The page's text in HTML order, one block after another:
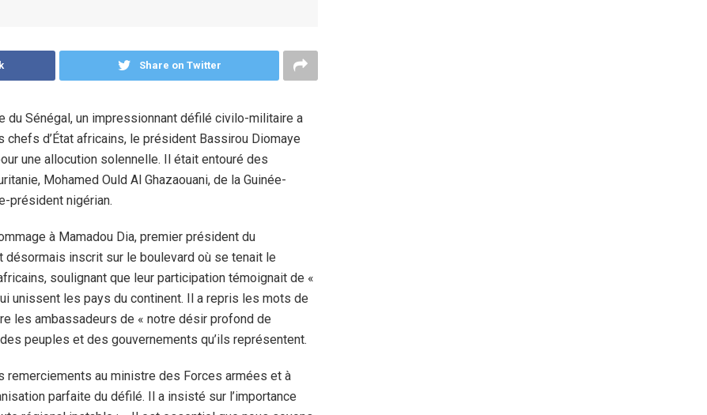
Share on Twitter
du Sénégal, un impressionnant défilé civilo-militaire a
d’État africains, le président Bassirou Diomaye
une allocution solennelle. Il était entouré des
Mohamed Ould Al Ghazaouani, de la Guinée-
président nigérian.
à Mamadou Dia, premier président du
inscrit sur le boulevard où se tenait le
soulignant que leur participation témoignait de «
unissent les pays du continent. Il a repris les mots de
les ambassadeurs de « notre désir profond de
peuples et des gouvernements qu’ils représentent.
remerciements au ministre des Forces armées et à
parfaite du défilé. Il a insisté sur l’importance